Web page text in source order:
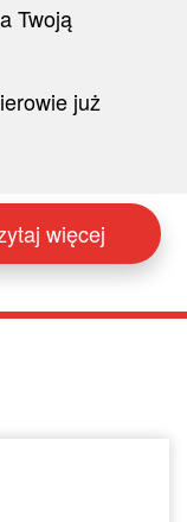
Twoją
już
więcej